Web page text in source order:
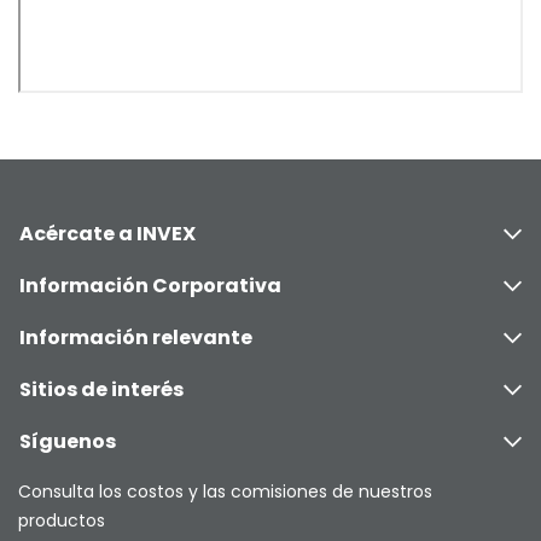
Acércate a INVEX
Información Corporativa
Información relevante
Sitios de interés
Síguenos
Consulta los costos y las comisiones de nuestros
productos